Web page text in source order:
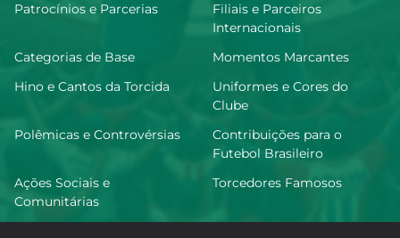
Patrocínios e Parcerias
Filiais e Parceiros
Internacionais
Categorias de Base
Momentos Marcantes
Hino e Cantos da Torcida
Uniformes e Cores do
Clube
Polêmicas e Controvérsias
Contribuições para o
Futebol Brasileiro
Ações Sociais e
Comunitárias
Torcedores Famosos